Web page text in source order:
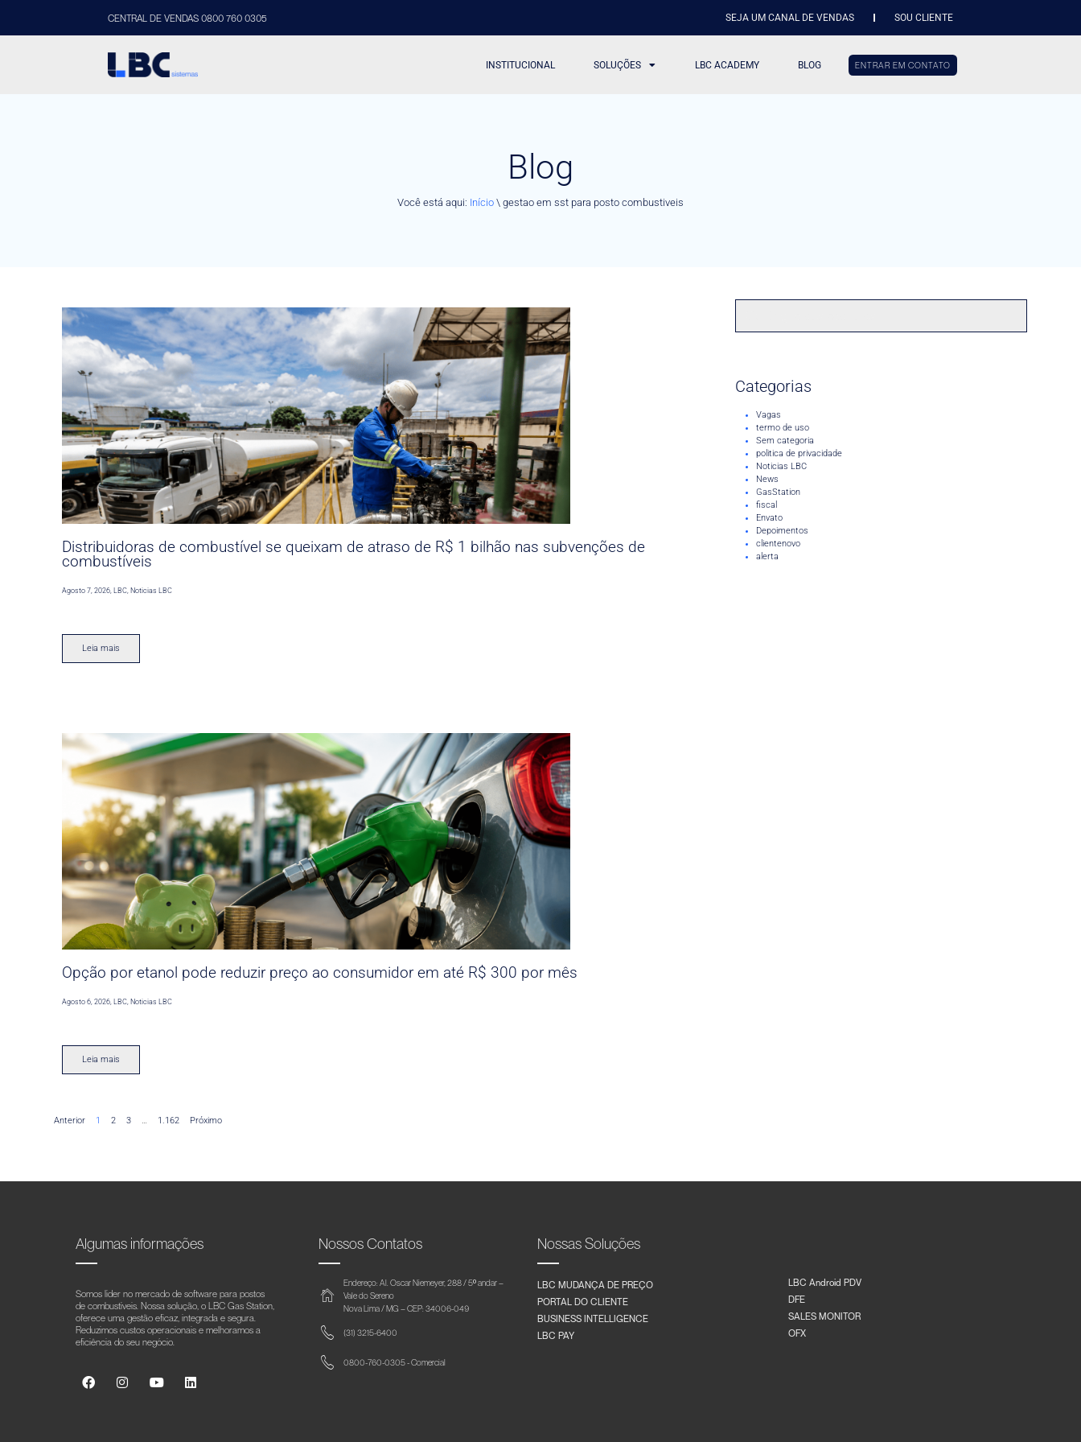
CENTRAL DE VENDAS 0800 760 0305 SEJA UM CANAL DE VENDAS SOU CLIENTE
INSTITUCIONAL SOLUÇÕES LBC ACADEMY BLOG ENTRAR EM CONTATO
Blog
Você está aqui: Início \ gestao em sst para posto combustiveis
Distribuidoras de combustível se queixam de atraso de R$ 1 bilhão nas subvenções de
combustíveis
Agosto 7, 2026,LBC,Noticias LBC
Leia mais
Opção por etanol pode reduzir preço ao consumidor em até R$ 300 por mês
Agosto 6, 2026 ,LBC Noticias LBC
Leia mais
Anterior 1 2 3 … 1.162 Próximo
Categorias
Vagas
termo de uso
Sem categoria
politica de privacidade
Noticias LBC
News
GasStation
fiscal
Envato
Depoimentos
clientenovo
alerta
Algumas informações
Somos líder no mercado de software para postos
de combustíveis. Nossa solução, o LBC Gas Station,
oferece uma gestão eficaz, integrada e segura.
Reduzimos custos operacionais e melhoramos a
eficiência do seu negócio.
Nossos Contatos
Endereço: Al. Oscar Niemeyer, 288 / 5º andar –
Vale do Sereno
Nova Lima / MG – CEP: 34006-049
(31) 3215-6400
0800-760-0305 - Comercial
Nossas Soluções
LBC MUDANÇA DE PREÇO
PORTAL DO CLIENTE
BUSINESS INTELLIGENCE
LBC PAY
LBC Android PDV
DFE
SALES MONITOR
OFX